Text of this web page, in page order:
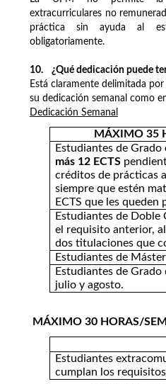
extracurriculares no
práctica sin ayuda al
obligatoriamente.
10. ¿Qué dedicación puede
Está claramente delimitada
su dedicación semanal como
Dedicación Semanal
MÁXIMO 35
Estudiantes de Grado
más 12 ECTS
créditos de prácticas
siempre que estén
ECTS que les
Estudiantes de Doble
el requisito anterior,
dos titulaciones que
Estudiantes de
Estudiantes de
julio y agosto.
MÁXIMO 30 HORAS/
Estudiantes
cumplan los